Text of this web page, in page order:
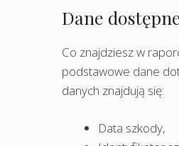
Dane
Co znajdziesz w
podstawowe dane
danych znajdują się:
Data szkody,